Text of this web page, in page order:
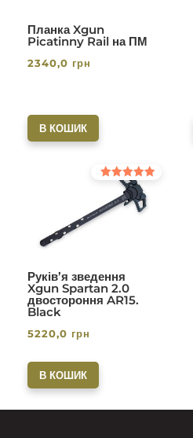
Планка Xgun
Picatinny Rail на ПМ
2340,0 грн
В КОШИК
Руків’я зведення
Xgun Spartan 2.0
двостороння AR15.
Black
Оцінено в
з 5
5220,0 грн
В КОШИК